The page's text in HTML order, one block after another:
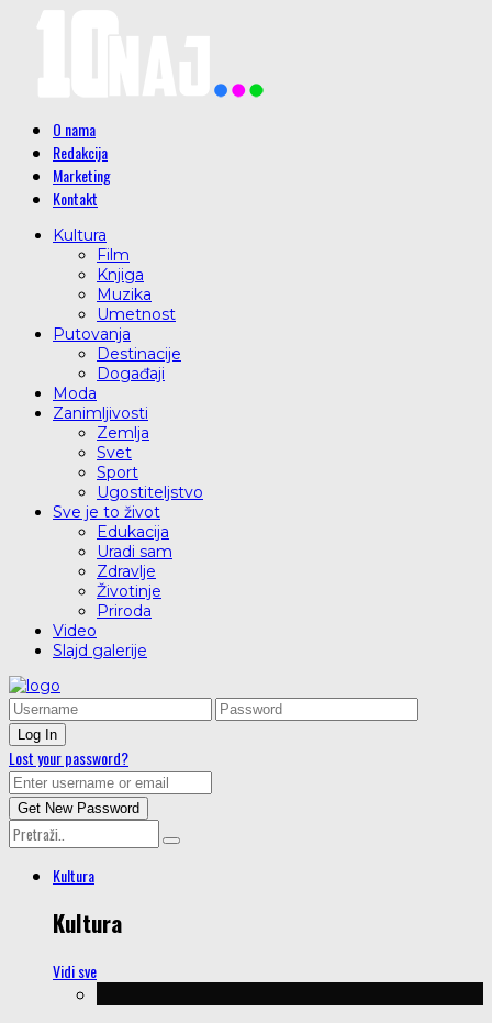
O nama
Redakcija
Marketing
Kontakt
Kultura
Film
Knjiga
Muzika
Umetnost
Putovanja
Destinacije
Događaji
Moda
Zanimljivosti
Zemlja
Svet
Sport
Ugostiteljstvo
Sve je to život
Edukacija
Uradi sam
Zdravlje
Životinje
Priroda
Video
Slajd galerije
Lost your password?
Kultura
Kultura
Vidi sve